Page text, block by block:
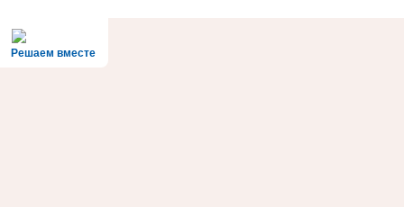
Решаем вместе